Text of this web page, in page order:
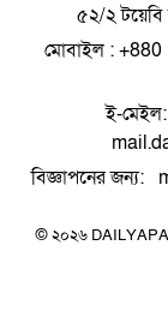
৫২/২ টয়েবি
মোবাইল :
ই-
বিজ্ঞাপনের
© ২০২৬